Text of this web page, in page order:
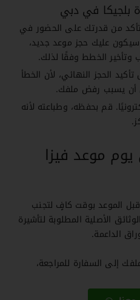
من قدرتك على الحضور في
سيكون عليك حجز موعد جديد،
وتأخير الخطط وفقًا لذلك.
الحجز النهائي، لأن الخطأ
أن يسبب رفض ملفك.
قم بحفظه، وطباعته لأنه
موعد فيزا
الموعد بوقت كافٍ لتجنب
الأصلية المطلوبة لتأشيرة
الداعمة.
إلى السفارة للمراجعة،